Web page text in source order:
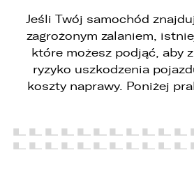
Jeśli Twój samochód
zagrożonym zalaniem,
które możesz podjąć, aby
ryzyko uszkodzenia
koszty naprawy. Poniżej